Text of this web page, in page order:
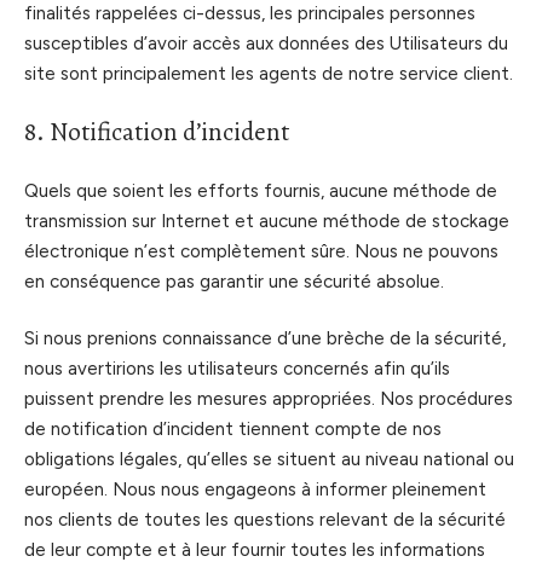
finalités rappelées ci-dessus, les principales personnes
susceptibles d’avoir accès aux données des Utilisateurs du
site sont principalement les agents de notre service client.
8. Notification d’incident
Quels que soient les efforts fournis, aucune méthode de
transmission sur Internet et aucune méthode de stockage
électronique n’est complètement sûre. Nous ne pouvons
en conséquence pas garantir une sécurité absolue.
Si nous prenions connaissance d’une brèche de la sécurité,
nous avertirions les utilisateurs concernés afin qu’ils
puissent prendre les mesures appropriées. Nos procédures
de notification d’incident tiennent compte de nos
obligations légales, qu’elles se situent au niveau national ou
européen. Nous nous engageons à informer pleinement
nos clients de toutes les questions relevant de la sécurité
de leur compte et à leur fournir toutes les informations